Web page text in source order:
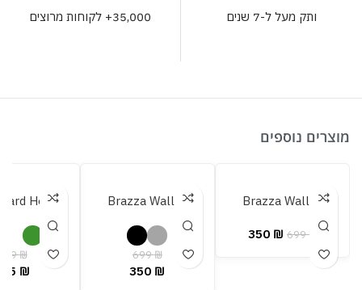
ותק מעל ל-7 שנים 35,000+ לקוחות מרוצים
מוצרים נוספים
Brazza Wallet
699₪
350 ₪
Brazza Wallet
699₪
350 ₪
Holder
₪
₪